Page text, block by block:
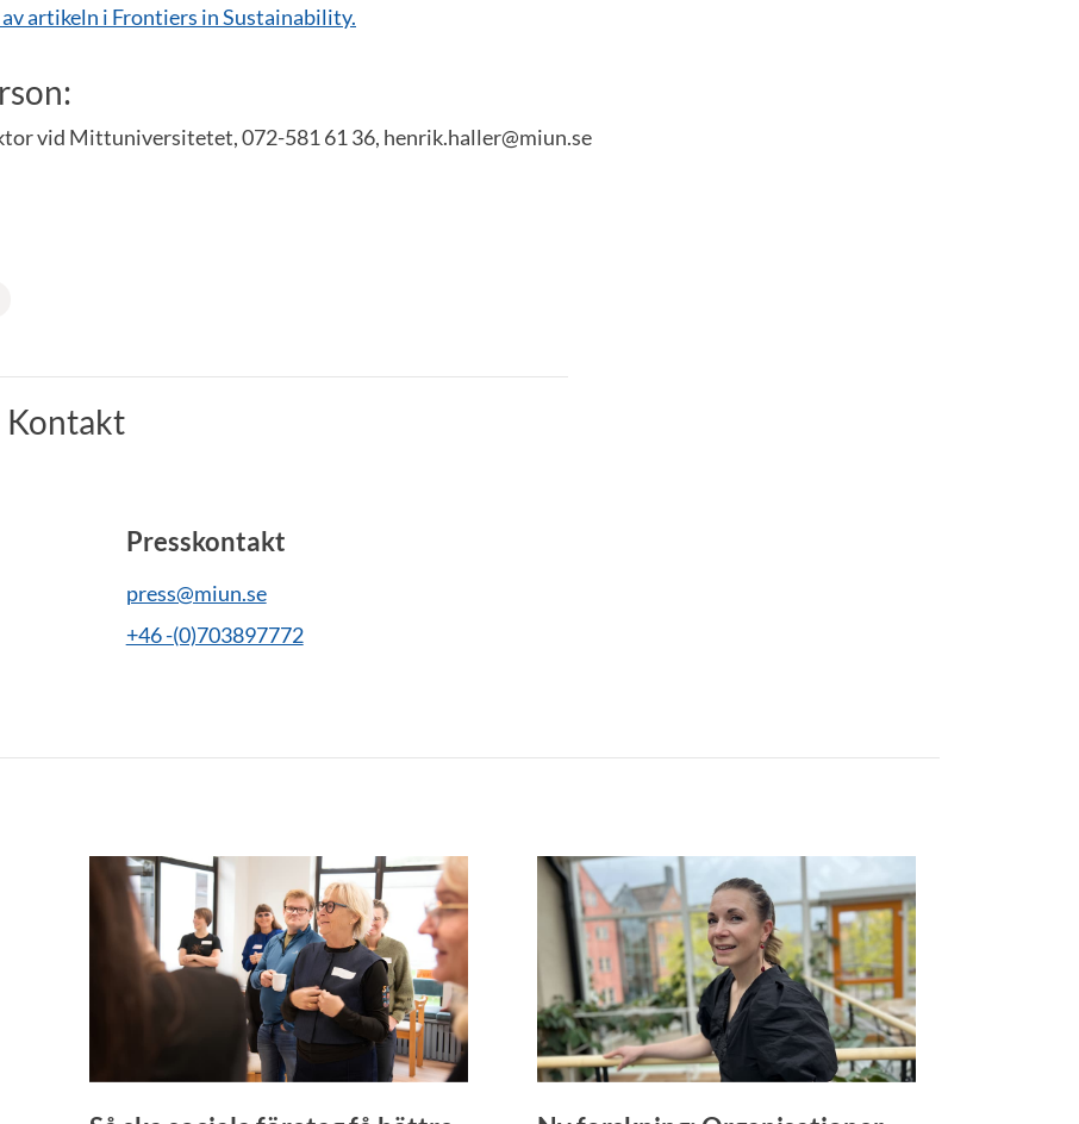
av artikeln i Frontiers in Sustainability.
vid Mittuniversitetet, 072-581 61 36, henrik.haller@miun.se
Kontakt
Presskontakt
press@miun.se
+46 -(0)703897772